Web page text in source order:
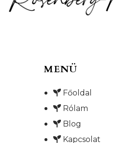
MENÜ
Főoldal
Rólam
Blog
Kapcsolat